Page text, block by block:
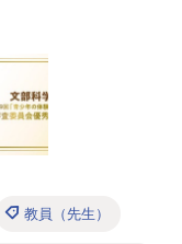
教員（先生）